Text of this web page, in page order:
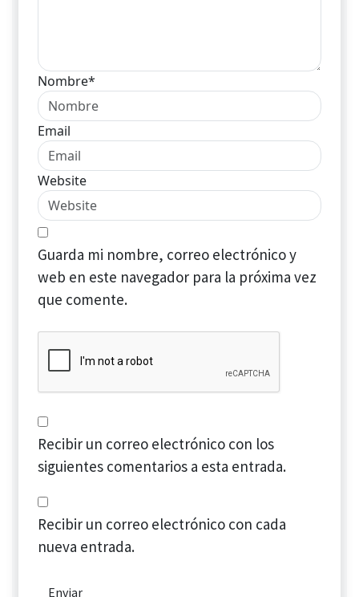
Nombre*
Email
Website
Guarda mi nombre, correo electrónico y
web en este navegador para la próxima vez
que comente.
Recibir un correo electrónico con los
siguientes comentarios a esta entrada.
Recibir un correo electrónico con cada
nueva entrada.